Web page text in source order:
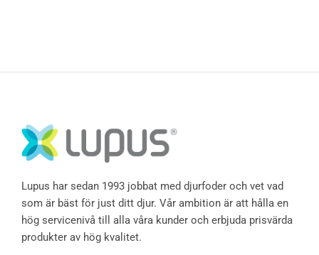
Lupus har sedan 1993 jobbat med djurfoder och vet vad
som är bäst för just ditt djur. Vår ambition är att hålla en
hög servicenivå till alla våra kunder och erbjuda prisvärda
produkter av hög kvalitet.